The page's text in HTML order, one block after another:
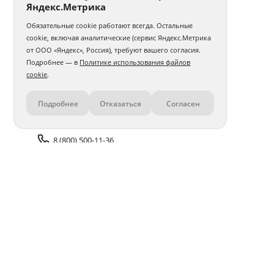
Контакты
8 (800) 500-11-36
Яндекс.Метрика
Обязательные cookie работают всегда. Остальные
cookie, включая аналитические (сервис Яндекс.Метрика
от ООО «Яндекс», Россия), требуют вашего согласия.
Подробнее — в Политике использования файлов
cookie.
Подробнее Отказаться Согласен